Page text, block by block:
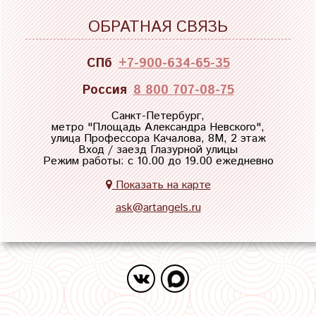
ОБРАТНАЯ СВЯЗЬ
СПб +7-900-634-65-35
Россия 8 800 707-08-75
Санкт-Петербург,
метро "Площадь Александра Невского",
улица Профессора Качалова, 8М, 2 этаж
Вход / заезд Глазурной улицы
Режим работы: с 10.00 до 19.00 ежедневно
Показать на карте
ask@artangels.ru